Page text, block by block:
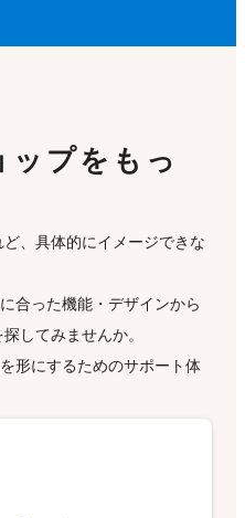
ップをもっ
、具体的にイメージできな
合った機能・デザインから
してみませんか。
形にするためのサポート体